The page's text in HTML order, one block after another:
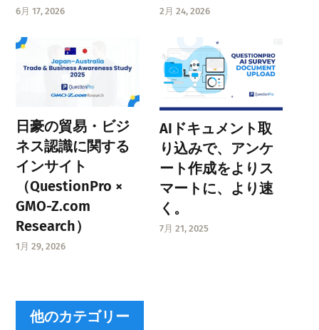
6月 17, 2026 2月 24, 2026
日豪の貿易・ビジ
ネス認識に関する
インサイト
（QuestionPro ×
GMO-Z.com
Research）
1月 29, 2026
AIドキュメント取
り込みで、アンケ
ート作成をよりス
マートに、より速
く。
7月 21, 2025
他のカテゴリー